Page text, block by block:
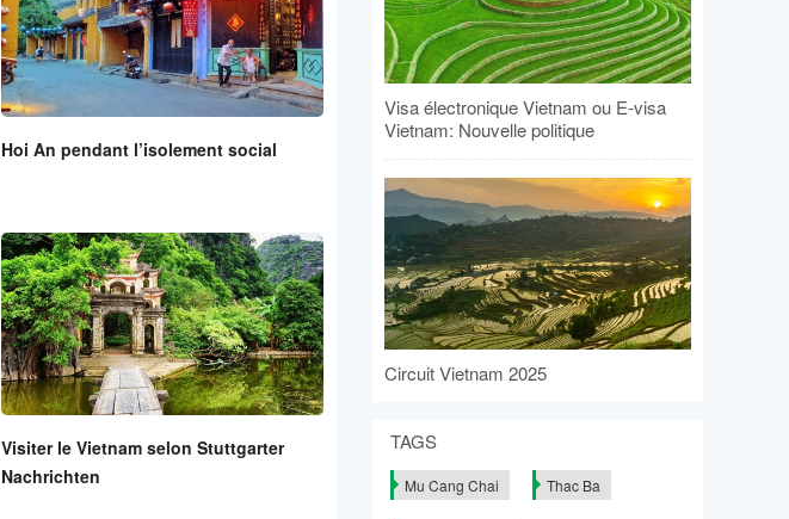
Hoi An pendant l’isolement social
Visiter le Vietnam selon Stuttgarter
Nachrichten
Visa électronique Vietnam ou E-visa
Vietnam: Nouvelle politique
Circuit Vietnam 2025
TAGS
Mu Cang Chai Thac Ba